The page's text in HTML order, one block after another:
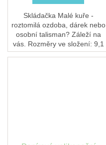
Skládačka Malé kuře -
roztomilá ozdoba, dárek nebo
osobní talisman? Záleží na
vás. Rozměry ve složení: 9,1
x 3,6 x 6,5 cm2 archy kartonu